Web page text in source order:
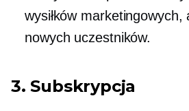
wysiłków
nowych uczestników.
3. Subskrypcja